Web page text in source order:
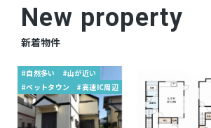
級3、維持管理対策等級3、
・0.5m未満の浸水が予想さ
取引態様 仲介
New property
新着物件
#自然多い
#山が近い
#ベットタウン
#高速IC周辺